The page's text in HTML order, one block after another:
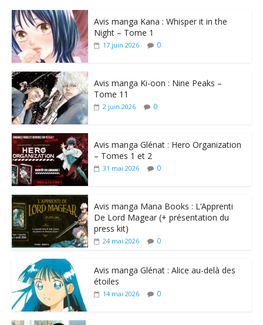
Avis manga Kana : Whisper it in the
Night – Tome 1
17 juin 2026 0
Avis manga Ki-oon : Nine Peaks –
Tome 11
2 juin 2026 0
Avis manga Glénat : Hero Organization
– Tomes 1 et 2
31 mai 2026 0
Avis manga Mana Books : L’Apprenti
De Lord Magear (+ présentation du
press kit)
24 mai 2026 0
Avis manga Glénat : Alice au-delà des
étoiles
14 mai 2026 0